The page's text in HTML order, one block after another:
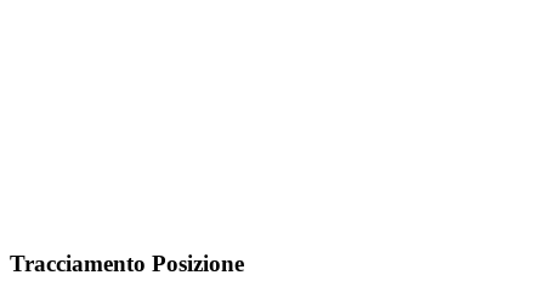
Tracciamento Posizione